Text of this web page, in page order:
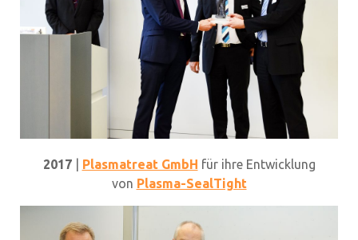
2017| Plasmatreat GmbH für ihre Entwicklung
von Plasma-SealTight